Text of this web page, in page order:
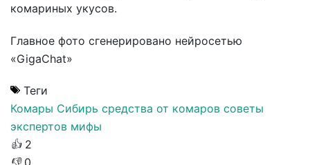
комариных укусов.
Главное фото сгенерировано нейросетью
«GigaChat»
Теги
Комары Сибирь средства от комаров советы
экспертов мифы
👍 2